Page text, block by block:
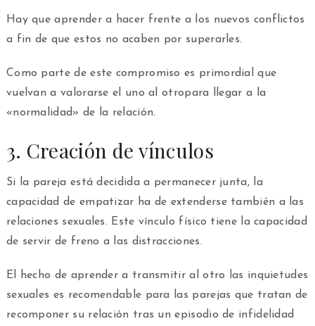
Hay que aprender a hacer frente a los nuevos conflictos
a fin de que estos no acaben por superarles.
Como parte de este compromiso es primordial que
vuelvan a valorarse el uno al otropara llegar a la
«normalidad» de la relación.
3. Creación de vínculos
Si la pareja está decidida a permanecer junta, la
capacidad de empatizar ha de extenderse también a las
relaciones sexuales. Este vínculo físico tiene la capacidad
de servir de freno a las distracciones.
El hecho de aprender a transmitir al otro las inquietudes
sexuales es recomendable para las parejas que tratan de
recomponer su relación tras un episodio de infidelidad